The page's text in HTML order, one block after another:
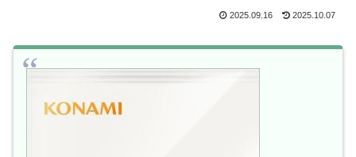
2025.09.16 2025.10.07